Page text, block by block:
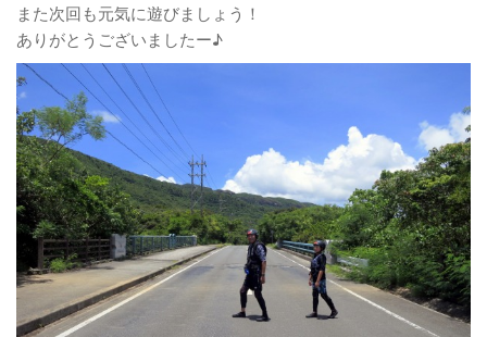
また次回も元気に遊びましょう！
ありがとうございましたー♪